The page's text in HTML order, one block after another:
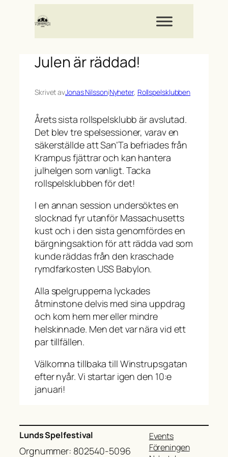
innehåll
Julen är räddad!
Skrivet avJonas NilssoniNyheter, Rollspelsklubben
Årets sista rollspelsklubb är avslutad.
Det blev tre spelsessioner, varav en
säkerställde att San’Ta befriades från
Krampus fjättrar och kan hantera
julhelgen som vanligt. Tacka
rollspelsklubben för det!
I en annan session undersöktes en
slocknad fyr utanför Massachusetts
kust och i den sista genomfördes en
bärgningsaktion för att rädda vad som
kunde räddas från den kraschade
rymdfarkosten USS Babylon.
Alla spelgrupperna lyckades
åtminstone delvis med sina uppdrag
och kom hem mer eller mindre
helskinnade. Men det var nära vid ett
par tillfällen.
Välkomna tillbaka till Winstrupsgatan
efter nyår. Vi startar igen den 10:e
januari!
Lunds Spelfestival
Orgnummer: 802540-5096
Events
Föreningen